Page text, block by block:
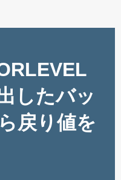
したバッ
戻り値を